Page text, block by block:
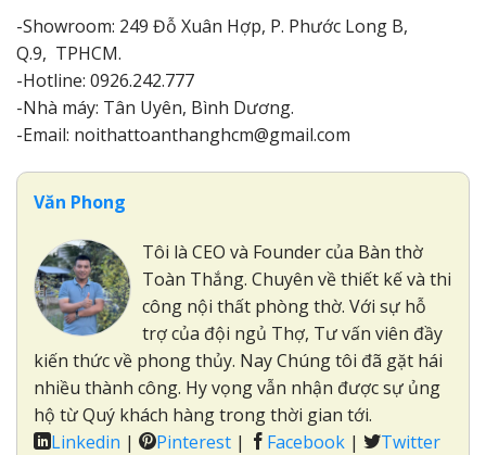
-Showroom: 249 Đỗ Xuân Hợp, P. Phước Long B,
Q.9, TPHCM.
-Hotline: 0926.242.777
-Nhà máy: Tân Uyên, Bình Dương.
-Email: noithattoanthanghcm@gmail.com
Văn Phong
Tôi là CEO và Founder của Bàn thờ
Toàn Thắng. Chuyên về thiết kế và thi
công nội thất phòng thờ. Với sự hỗ
trợ của đội ngủ Thợ, Tư vấn viên đầy
kiến thức về phong thủy. Nay Chúng tôi đã gặt hái
nhiều thành công. Hy vọng vẫn nhận được sự ủng
hộ từ Quý khách hàng trong thời gian tới.
Linkedin | Pinterest | Facebook | Twitter